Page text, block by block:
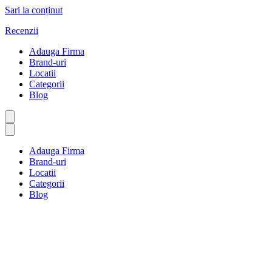
Sari la conținut
Recenzii
Adauga Firma
Brand-uri
Locatii
Categorii
Blog
Adauga Firma
Brand-uri
Locatii
Categorii
Blog